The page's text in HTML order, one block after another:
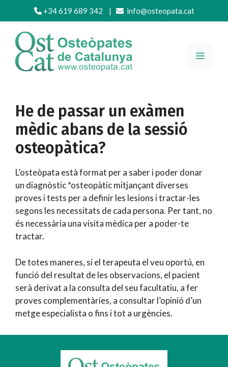
contingut
+34 619 689 342 | info@osteopata.cat
MENÚ
He de passar un exàmen
mèdic abans de la sessió
osteopàtica?
L’osteòpata està format per a saber i poder donar
un diagnòstic *osteopàtic mitjançant diverses
proves i tests per a definir les lesions i tractar-les
segons les necessitats de cada persona. Per tant, no
és necessària una visita mèdica per a poder-te
tractar.
De totes maneres, si el terapeuta el veu oportú, en
funció del resultat de les observacions, el pacient
serà derivat a la consulta del seu facultatiu, a fer
proves complementàries, a consultar l’opinió d’un
metge especialista o fins i tot a urgències.